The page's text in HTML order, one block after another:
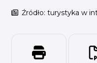
Źródło: turystyka w